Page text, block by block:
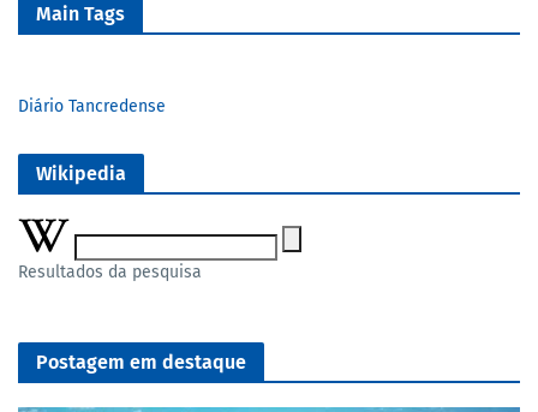
Main Tags
Diário Tancredense
Wikipedia
Resultados da pesquisa
Postagem em destaque